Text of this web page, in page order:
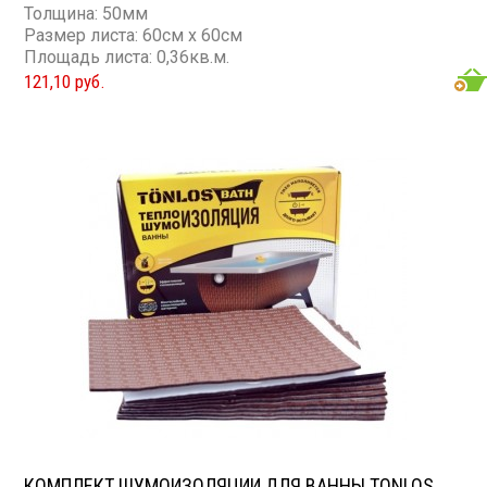
Толщина: 50мм
Размер листа: 60см х 60см
Площадь листа: 0,36кв.м.
121,10 руб.